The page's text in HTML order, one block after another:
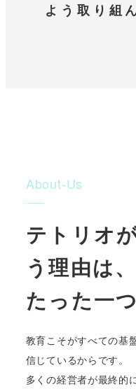
よう取り組
About-Us
テトリオ
う理由は、
たった一
教育こそがすべての基
信じているからです。
多くの経営者が最終的